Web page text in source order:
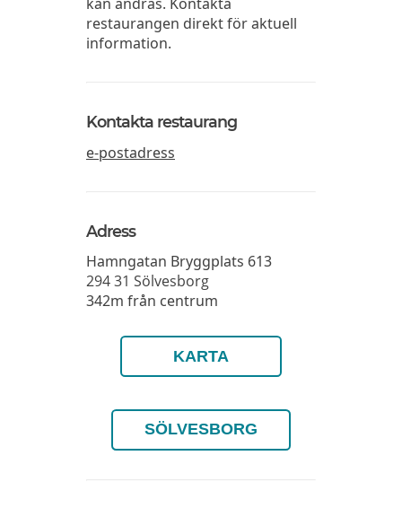
restaurangen direkt för aktuell
information.
Kontakta restaurang
e-postadress
Adress
Hamngatan Bryggplats 613
294 31 Sölvesborg
342m från centrum
KARTA
SÖLVESBORG